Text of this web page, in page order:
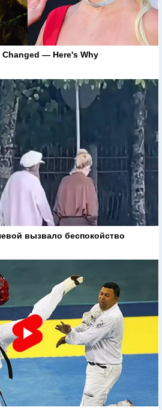
— Here's Why
вызвало беспокойство